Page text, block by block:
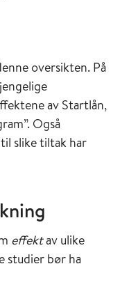
oversikten. På
av Startlån,
Også
slike tiltak har
effektav ulike
studier bør ha